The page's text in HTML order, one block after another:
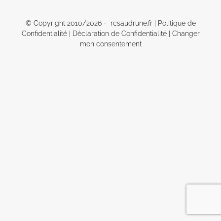
© Copyright 2010/2026 - rcsaudrune.fr |
Politique de
Confidentialité| Déclaration de Confidentialité| Changer
mon consentement